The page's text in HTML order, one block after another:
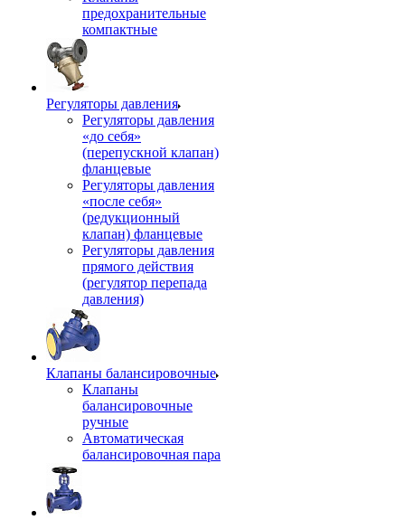
предохранительные
компактные
Регуляторы давления
Регуляторы давления
«до себя»
(перепускной клапан)
фланцевые
Регуляторы давления
«после себя»
(редукционный
клапан) фланцевые
Регуляторы давления
прямого действия
(регулятор перепада
давления)
Клапаны балансировочные
Клапаны
балансировочные
ручные
Автоматическая
балансировочная пара